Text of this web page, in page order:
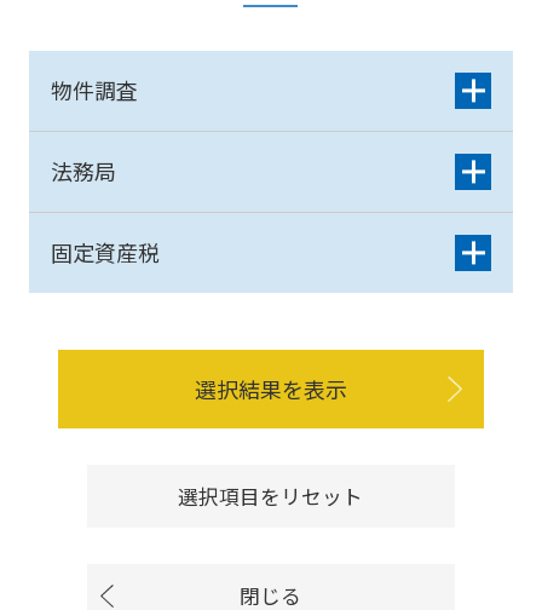
物件調査
法務局
固定資産税
選択結果を表示
選択項目をリセット
閉じる